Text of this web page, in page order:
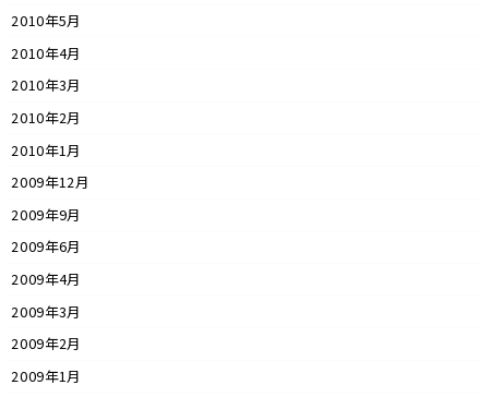
2010年5月
2010年4月
2010年3月
2010年2月
2010年1月
2009年12月
2009年9月
2009年6月
2009年4月
2009年3月
2009年2月
2009年1月